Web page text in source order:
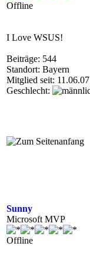
Offline
I Love WSUS!
Beiträge: 544
Standort: Bayern
Mitglied seit: 11.06.07
Geschlecht:
Sunny
Microsoft MVP
Offline